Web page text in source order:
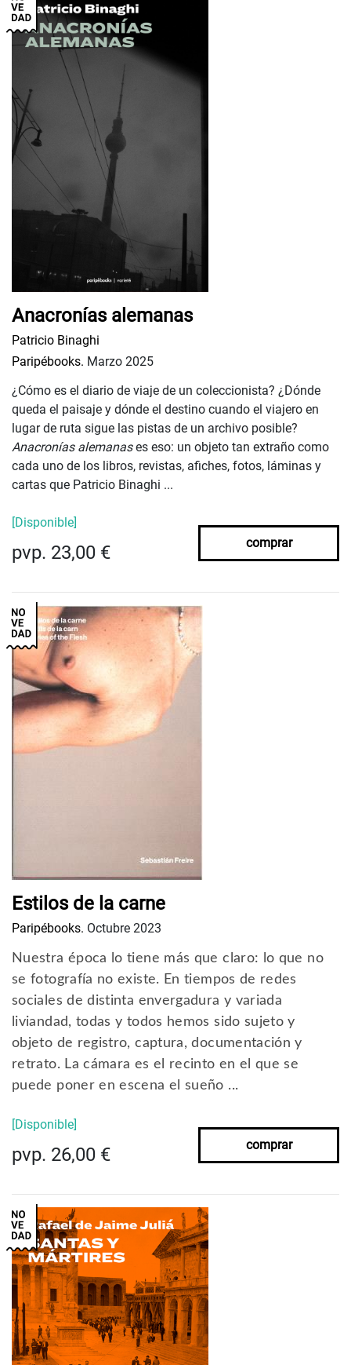
Anacronías alemanas
Patricio Binaghi
Paripébooks. Marzo 2025
¿Cómo es el diario de viaje de un coleccionista? ¿Dónde
queda el paisaje y dónde el destino cuando el viajero en
lugar de ruta sigue las pistas de un archivo posible?
Anacronías alemanases eso: un objeto tan extraño como
cada uno de los libros, revistas, afiches, fotos, láminas y
cartas que Patricio Binaghi ...
[Disponible]
pvp. 23,00 € comprar
Estilos de la carne
Paripébooks. Octubre 2023
Nuestra época lo tiene más que claro: lo que no
se fotografía no existe. En tiempos de redes
sociales de distinta envergadura y variada
liviandad, todas y todos hemos sido sujeto y
objeto de registro, captura, documentación y
retrato. La cámara es el recinto en el que se
puede poner en escena el sueño ...
[Disponible]
pvp. 26,00 € comprar